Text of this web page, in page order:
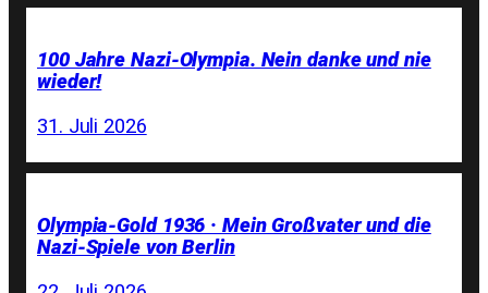
100 Jahre Nazi-Olympia. Nein danke und nie
wieder!
31. Juli 2026
Olympia-Gold 1936 · Mein Großvater und die
Nazi-Spiele von Berlin